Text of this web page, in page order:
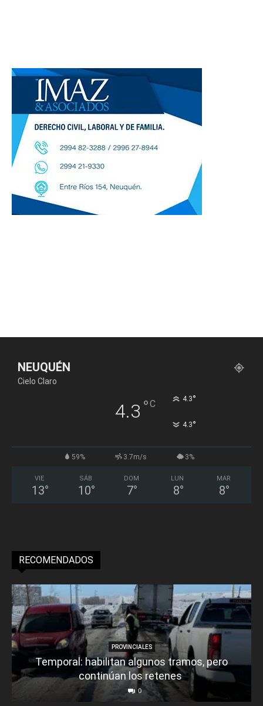
NEUQUÉN
Cielo Claro
4.3 °C 4.3°
4.3°
59% 3.7m/s 3%
VIE
13°
SÁB
10°
DOM
7°
LUN
8°
MAR
8°
RECOMENDADOS
PROVINCIALES
Temporal: habilitan algunos tramos, pero
continúan los retenes
0